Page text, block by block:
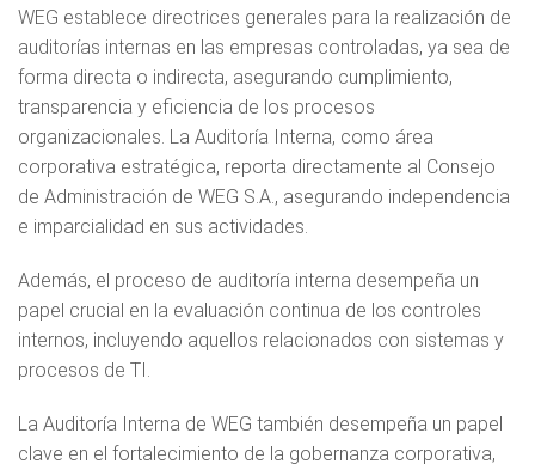
WEG establece directrices generales para la realización de
auditorías internas en las empresas controladas, ya sea de
forma directa o indirecta, asegurando cumplimiento,
transparencia y eficiencia de los procesos
organizacionales. La Auditoría Interna, como área
corporativa estratégica, reporta directamente al Consejo
de Administración de WEG S.A., asegurando independencia
e imparcialidad en sus actividades.
Además, el proceso de auditoría interna desempeña un
papel crucial en la evaluación continua de los controles
internos, incluyendo aquellos relacionados con sistemas y
procesos de TI.
La Auditoría Interna de WEG también desempeña un papel
clave en el fortalecimiento de la gobernanza corporativa,